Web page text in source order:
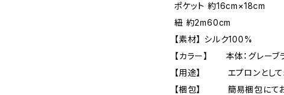
ポケット 約16cm×18cm
紐 約2m60cm
【素材】 シルク100%
【カラー】 本体：グレーブ
【用途】 エプロンとして
【梱包】 簡易梱包にてお